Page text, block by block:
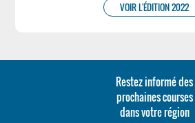
VOIR L'ÉDITION 2022
Restez informé des
prochaines courses
dans votre région